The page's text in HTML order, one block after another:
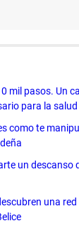
mil pasos. Un
para la salud
como te
un descanso
una